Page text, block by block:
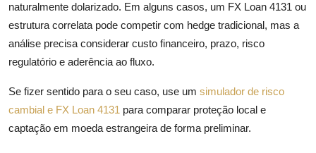
naturalmente dolarizado. Em alguns casos, um FX Loan 4131 ou
estrutura correlata pode competir com hedge tradicional, mas a
análise precisa considerar custo financeiro, prazo, risco
regulatório e aderência ao fluxo.
Se fizer sentido para o seu caso, use um simulador de risco
cambial e FX Loan 4131 para comparar proteção local e
captação em moeda estrangeira de forma preliminar.